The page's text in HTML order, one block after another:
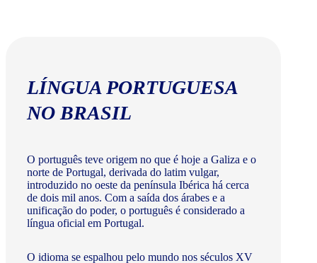
LÍNGUA PORTUGUESA
NO BRASIL
O português teve origem no que é hoje a Galiza e o
norte de Portugal, derivada do latim vulgar,
introduzido no oeste da península Ibérica há cerca
de dois mil anos. Com a saída dos árabes e a
unificação do poder, o português é considerado a
língua oficial em Portugal.
O idioma se espalhou pelo mundo nos séculos XV